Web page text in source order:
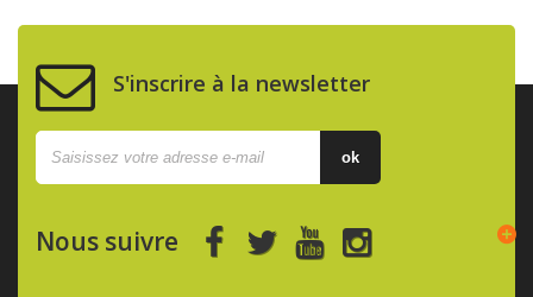
S'inscrire à la newsletter
ok
Nous suivre